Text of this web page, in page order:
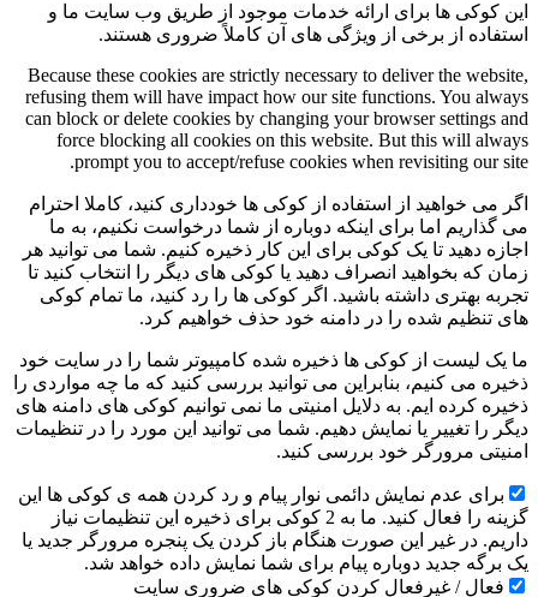
این کوکی ها برای ارائه خدمات موجود از طریق وب سایت ما و
استفاده از برخی از ویژگی های آن کاملاً ضروری هستند.
Because these cookies are strictly necessary to deliver the website,
refusing them will have impact how our site functions. You always
can block or delete cookies by changing your browser settings and
force blocking all cookies on this website. But this will always
prompt you to accept/refuse cookies when revisiting our site.
اگر می خواهید از استفاده از کوکی ها خودداری کنید، کاملا احترام
می گذاریم اما برای اینکه دوباره از شما درخواست نکنیم، به ما
اجازه دهید تا یک کوکی برای این کار ذخیره کنیم. شما می توانید هر
زمان که بخواهید انصراف دهید یا کوکی های دیگر را انتخاب کنید تا
تجربه بهتری داشته باشید. اگر کوکی ها را رد کنید، ما تمام کوکی
های تنظیم شده را در دامنه خود حذف خواهیم کرد.
ما یک لیست از کوکی ها ذخیره شده کامپیوتر شما را در سایت خود
ذخیره می کنیم، بنابراین می توانید بررسی کنید که ما چه مواردی را
ذخیره کرده ایم. به دلایل امنیتی ما نمی توانیم کوکی های دامنه های
دیگر را تغییر یا نمایش دهیم. شما می توانید این مورد را در تنظیمات
امنیتی مرورگر خود بررسی کنید.
برای عدم نمایش دائمی نوار پیام و رد کردن همه ی کوکی ها این
گزینه را فعال کنید. ما به 2 کوکی برای ذخیره این تنظیمات نیاز
داریم. در غیر این صورت هنگام باز کردن یک پنجره مرورگر جدید یا
یک برگه جدید دوباره پیام برای شما نمایش داده خواهد شد.
فعال / غیرفعال کردن کوکی های ضروری سایت